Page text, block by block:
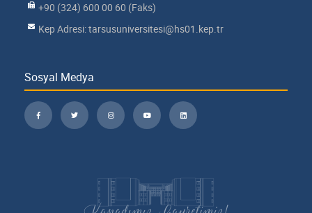
+90 (324) 600 00 60 (Faks)
Kep Adresi: tarsusuniversitesi@hs01.kep.tr
Sosyal Medya